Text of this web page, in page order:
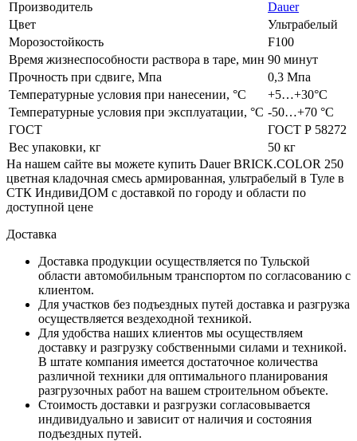
Производитель
Dauer
Цвет
Ультрабелый
Морозостойкость
F100
Время жизнеспособности раствора в таре, мин 90 минут
Прочность при сдвиге, Мпа
0,3 Мпа
Температурные условия при нанесении, °C
+5…+30°С
Температурные условия при эксплуатации, °C -50…+70 °С
ГОСТ
ГОСТ Р 58272
Вес упаковки, кг
50 кг
На нашем сайте вы можете купить Dauer BRICK.COLOR 250
цветная кладочная смесь армированная, ультрабелый в Туле в
СТК ИндивиДОМ с доставкой по городу и области по
доступной цене
Доставка
Доставка продукции осуществляется по Тульской
области автомобильным транспортом по согласованию с
клиентом.
Для участков без подъездных путей доставка и разгрузка
осуществляется вездеходной техникой.
Для удобства наших клиентов мы осуществляем
доставку и разгрузку собственными силами и техникой.
В штате компания имеется достаточное количества
различной техники для оптимального планирования
разгрузочных работ на вашем строительном объекте.
Стоимость доставки и разгрузки согласовывается
индивидуально и зависит от наличия и состояния
подъездных путей.